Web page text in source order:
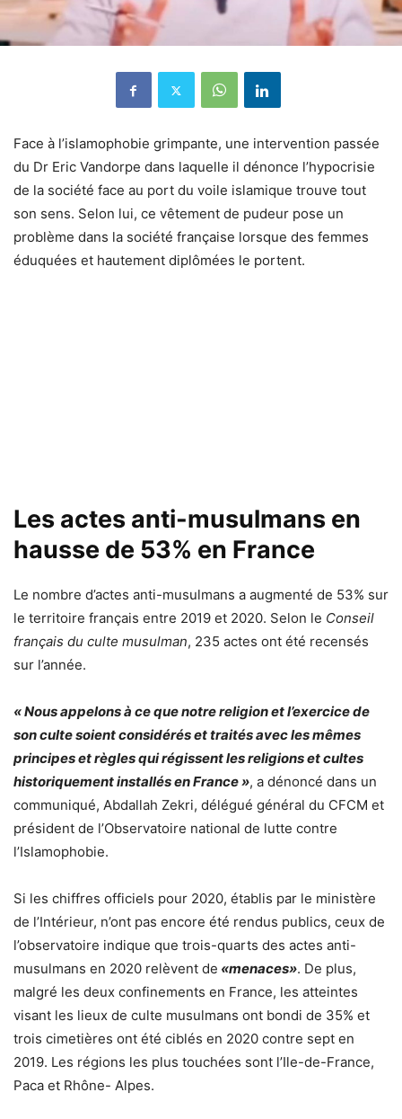
Face à l’islamophobie grimpante, une intervention passée
du Dr Eric Vandorpe dans laquelle il dénonce l’hypocrisie
de la société face au port du voile islamique trouve tout
son sens. Selon lui, ce vêtement de pudeur pose un
problème dans la société française lorsque des femmes
éduquées et hautement diplômées le portent.
Les actes anti-musulmans en
hausse de 53% en France
Le nombre d’actes anti-musulmans a augmenté de 53% sur
le territoire français entre 2019 et 2020. Selon le Conseil
français du culte musulman, 235 actes ont été recensés
sur l’année.
« Nous appelons à ce que notre religion et l’exercice de
son culte soient considérés et traités avec les mêmes
principes et règles qui régissent les religions et cultes
historiquement installés en France », a dénoncé dans un
communiqué, Abdallah Zekri, délégué général du CFCM et
président de l’Observatoire national de lutte contre
l’Islamophobie.
Si les chiffres officiels pour 2020, établis par le ministère
de l’Intérieur, n’ont pas encore été rendus publics, ceux de
l’observatoire indique que trois-quarts des actes anti-
musulmans en 2020 relèvent de «menaces». De plus,
malgré les deux confinements en France, les atteintes
visant les lieux de culte musulmans ont bondi de 35% et
trois cimetières ont été ciblés en 2020 contre sept en
2019. Les régions les plus touchées sont l’Ile-de-France,
Paca et Rhône- Alpes.